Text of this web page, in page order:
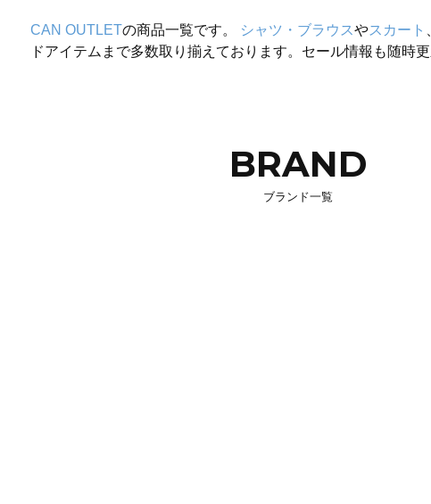
CAN OUTLETの商品一覧です。 シャツ・ブラウスやスカート
ドアイテムまで多数取り揃えております。セール情報も随時
BRAND
ブランド一覧